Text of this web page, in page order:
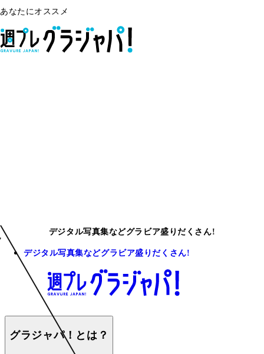
あなたにオススメ
デジタル写真集などグラビア盛りだくさん!
デジタル写真集などグラビア盛りだくさん!
グラジャパ！とは？